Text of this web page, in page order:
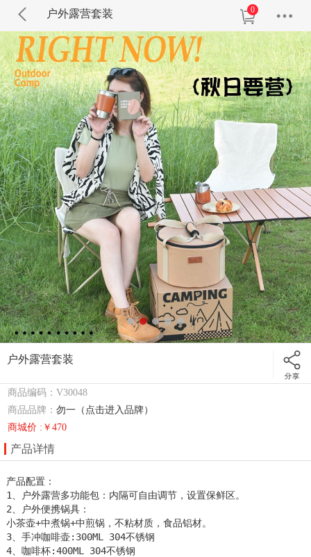
户外露营套装 0
户外露营套装
商品编码：V30048
商品品牌：勿一（点击进入品牌）
商城价 :￥470
产品详情
产品配置：
1、户外露营多功能包：内隔可自由调节，设置保鲜区。
2、户外便携锅具：
小茶壶+中煮锅+中煎锅，不粘材质，食品铝材。
3、手冲咖啡壶:300ML 304不锈钢
4、咖啡杯:400ML 304不锈钢